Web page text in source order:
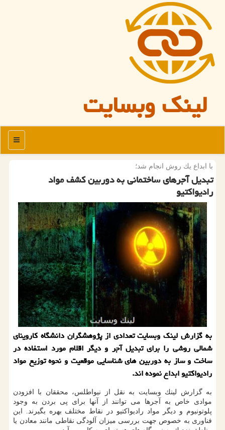
لینک وبسایت
منو
با ابداع یك روش انجام شد؛
تبدیل آجرهای ساختمانی به دوربین كشف مواد
رادیواكتیو
به گزارش لینك وبسایت تعدادی از پژوهشگران دانشگاه كاروینای
شمالی روشی را برای تبدیل آجر و دیگر اقلام مورد استفاده در
ساخت و ساز به دوربین های شناسایی موقعیت و نحوه توزیع مواد
رادیواكتیو ابداع نموده اند.
به گزارش لینك وبسایت به نقل از نیواطلس، محققان با افزودن
موادی خاص به آجرها می توانند از آنها برای پی بردن به وجود
پلوتونیوم و دیگر مواد رادیواكتیو در نقاط مختلف بهره بگیرند. این
فناوری به خصوص جهت بررسی میزان آلودگی نقاطی مانند معادن یا